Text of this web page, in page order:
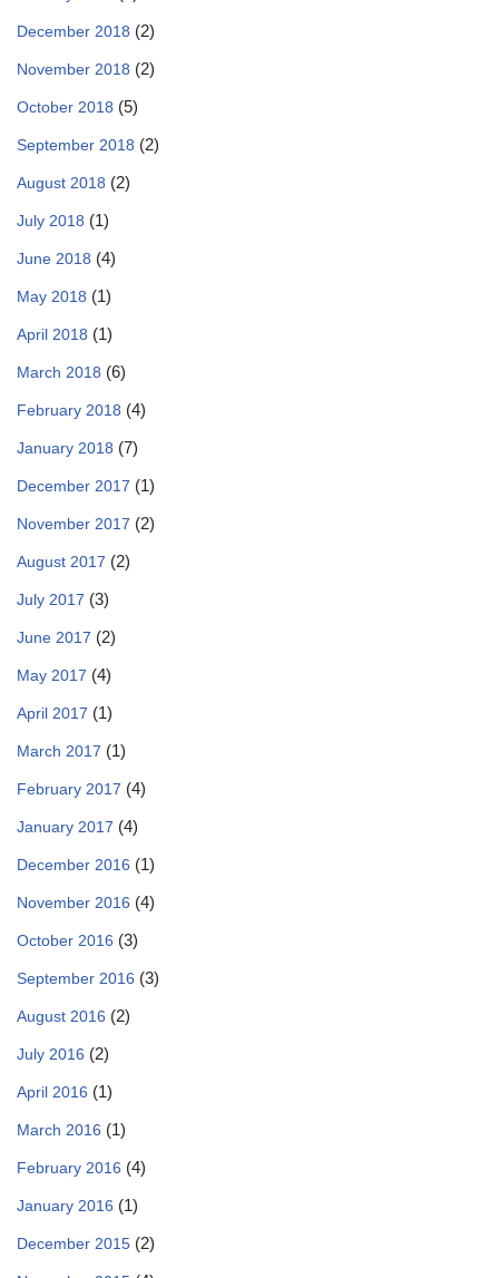
December 2018 (2)
November 2018 (2)
October 2018 (5)
September 2018 (2)
August 2018 (2)
July 2018 (1)
June 2018 (4)
May 2018 (1)
April 2018 (1)
March 2018 (6)
February 2018 (4)
January 2018 (7)
December 2017 (1)
November 2017 (2)
August 2017 (2)
July 2017 (3)
June 2017 (2)
May 2017 (4)
April 2017 (1)
March 2017 (1)
February 2017 (4)
January 2017 (4)
December 2016 (1)
November 2016 (4)
October 2016 (3)
September 2016 (3)
August 2016 (2)
July 2016 (2)
April 2016 (1)
March 2016 (1)
February 2016 (4)
January 2016 (1)
December 2015 (2)